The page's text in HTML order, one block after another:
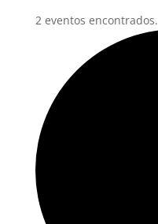
2 eventos encontrados.